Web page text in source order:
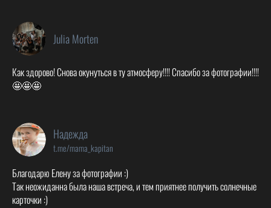
Julia Morten
Как здорово! Снова окунуться в ту атмосферу!!!! Спасибо за фотографии!!!!
🤩🤩🤩
Надежда
t.me/mama_kapitan
Благодарю Елену за фотографии :)
Так неожиданна была наша встреча, и тем приятнее получить солнечные
карточки :)